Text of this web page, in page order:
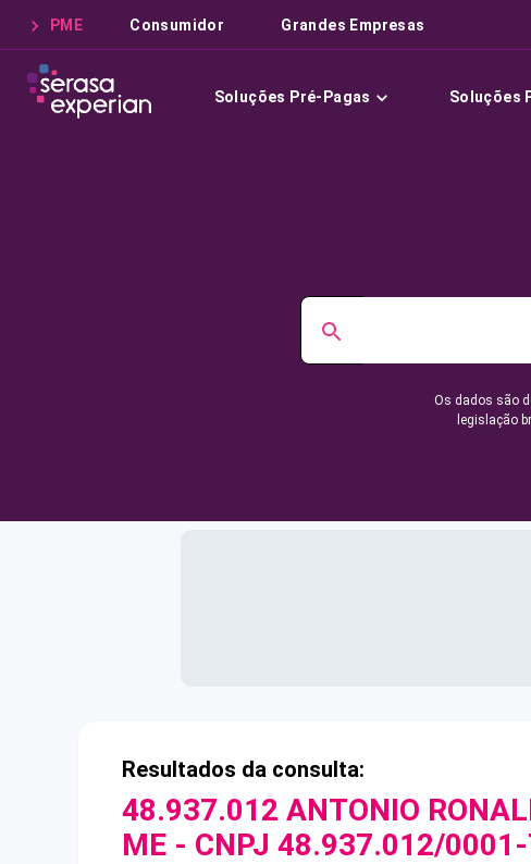
PME Consumidor Grandes Empresas
Soluções Pré-Pagas Soluções
Os dados são
legislação
Resultados da consulta:
48.937.012 ANTONIO
ME - CNPJ 48.937.012/